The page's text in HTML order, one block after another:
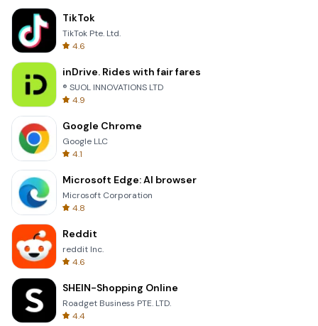
TikTok
TikTok Pte. Ltd.
4.6
inDrive. Rides with fair fares
® SUOL INNOVATIONS LTD
4.9
Google Chrome
Google LLC
4.1
Microsoft Edge: AI browser
Microsoft Corporation
4.8
Reddit
reddit Inc.
4.6
SHEIN-Shopping Online
Roadget Business PTE. LTD.
4.4